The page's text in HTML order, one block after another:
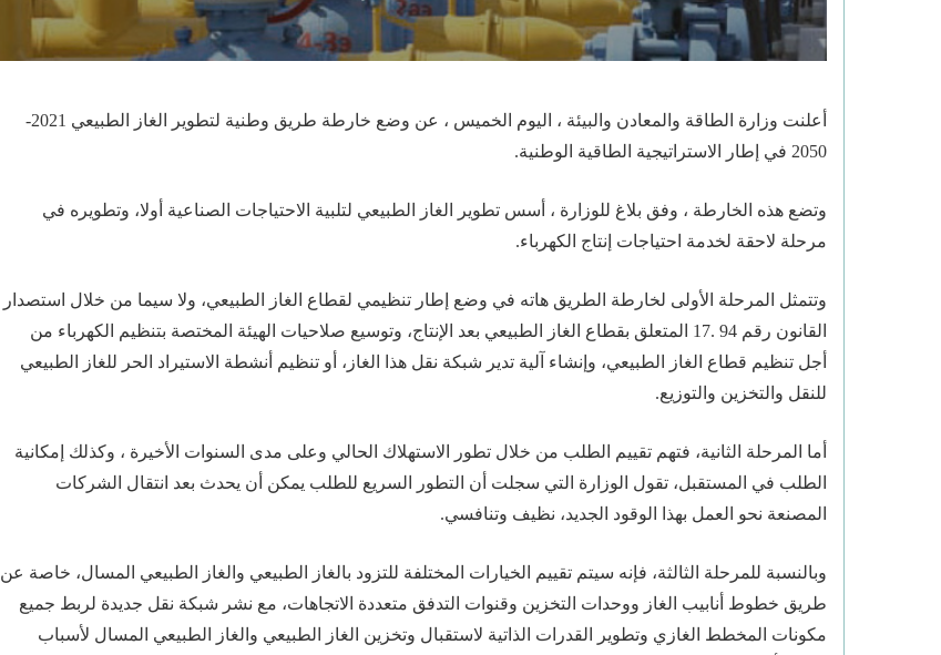
أعلنت وزارة الطاقة والمعادن والبيئة ، اليوم الخميس ، عن وضع خارطة طريق وطنية لتطوير الغاز الطبيعي 2021-
2050 في إطار الاستراتيجية الطاقية الوطنية.
وتضع هذه الخارطة ، وفق بلاغ للوزارة ، أسس تطوير الغاز الطبيعي لتلبية الاحتياجات الصناعية أولا، وتطويره في
مرحلة لاحقة لخدمة احتياجات إنتاج الكهرباء.
وتتمثل المرحلة الأولى لخارطة الطريق هاته في وضع إطار تنظيمي لقطاع الغاز الطبيعي، ولا سيما من خلال استصدار
القانون رقم 94 .17 المتعلق بقطاع الغاز الطبيعي بعد الإنتاج، وتوسيع صلاحيات الهيئة المختصة بتنظيم الكهرباء من
أجل تنظيم قطاع الغاز الطبيعي، وإنشاء آلية تدير شبكة نقل هذا الغاز، أو تنظيم أنشطة الاستيراد الحر للغاز الطبيعي
للنقل والتخزين والتوزيع.
أما المرحلة الثانية، فتهم تقييم الطلب من خلال تطور الاستهلاك الحالي وعلى مدى السنوات الأخيرة ، وكذلك إمكانية
الطلب في المستقبل، تقول الوزارة التي سجلت أن التطور السريع للطلب يمكن أن يحدث بعد انتقال الشركات
المصنعة نحو العمل بهذا الوقود الجديد، نظيف وتنافسي.
وبالنسبة للمرحلة الثالثة، فإنه سيتم تقييم الخيارات المختلفة للتزود بالغاز الطبيعي والغاز الطبيعي المسال، خاصة عن
طريق خطوط أنابيب الغاز ووحدات التخزين وقنوات التدفق متعددة الاتجاهات، مع نشر شبكة نقل جديدة لربط جميع
مكونات المخطط الغازي وتطوير القدرات الذاتية لاستقبال وتخزين الغاز الطبيعي والغاز الطبيعي المسال لأسباب